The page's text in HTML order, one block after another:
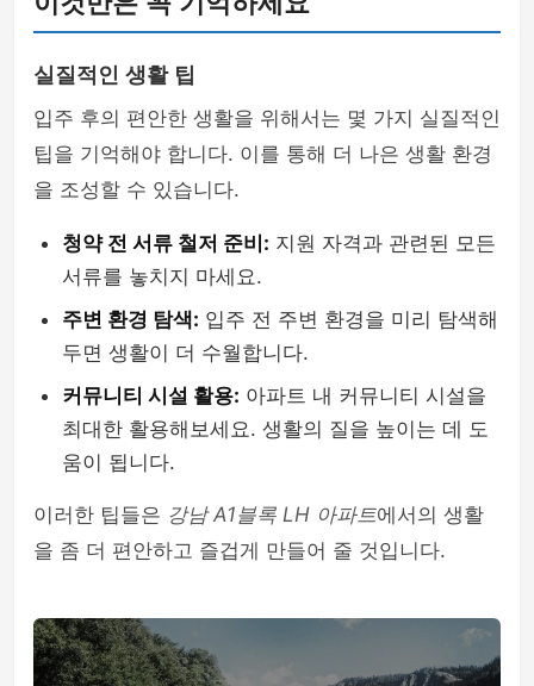
실질적인 생활 팁
입주 후의 편안한 생활을 위해서는 몇 가지 실질적인
팁을 기억해야 합니다. 이를 통해 더 나은 생활 환경
을 조성할 수 있습니다.
청약 전 서류 철저 준비: 지원 자격과 관련된 모든
서류를 놓치지 마세요.
주변 환경 탐색: 입주 전 주변 환경을 미리 탐색해
두면 생활이 더 수월합니다.
커뮤니티 시설 활용: 아파트 내 커뮤니티 시설을
최대한 활용해보세요. 생활의 질을 높이는 데 도
움이 됩니다.
이러한 팁들은 강남 A1블록 LH 아파트에서의 생활
을 좀 더 편안하고 즐겁게 만들어 줄 것입니다.